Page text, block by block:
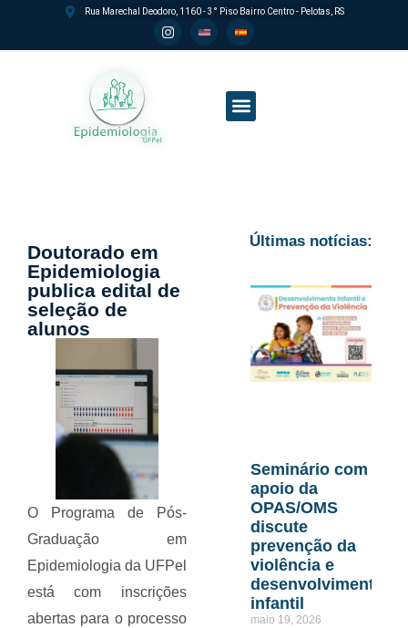
Rua Marechal Deodoro, 1160 - 3° Piso Bairro Centro - Pelotas, RS
Doutorado em
Epidemiologia
publica edital de
seleção de
alunos
O Programa de Pós-
Graduação em
Epidemiologia da UFPel
está com inscrições
abertas para o processo
Últimas notícias:
Seminário com
apoio da
OPAS/OMS
discute
prevenção da
violência e
desenvolvimento
infantil
maio 19, 2026